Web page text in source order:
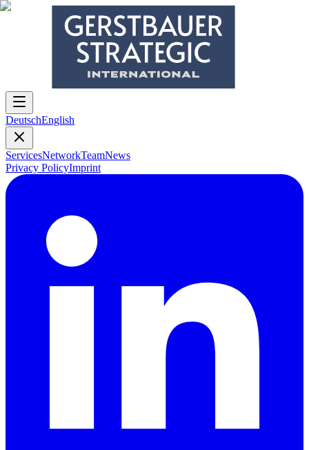
DeutschEnglish
ServicesNetworkTeamNews
Privacy PolicyImprint